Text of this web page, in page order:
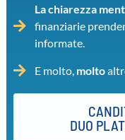
La chiarezza
finanziarie
informate.
E molto, molto
DUO